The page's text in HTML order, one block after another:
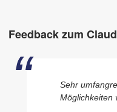
Feedback zum
Sehr
Möglichkeiten